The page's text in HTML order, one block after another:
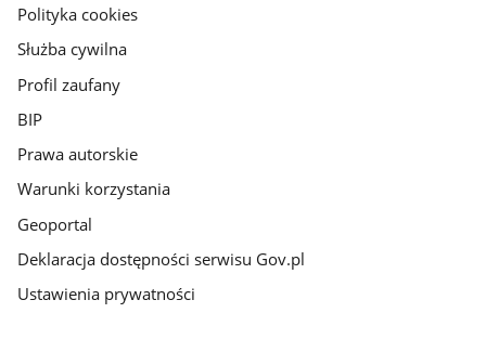
gov.pl
Polityka cookies
Służba cywilna
Profil zaufany
BIP
Prawa autorskie
Warunki korzystania
Geoportal
Deklaracja dostępności serwisu Gov.pl
Ustawienia prywatności